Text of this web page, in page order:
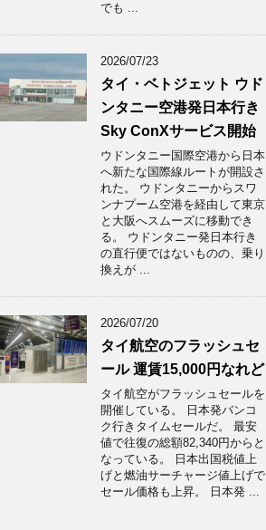
でも ...
2026/07/23
タイ・ベトジェット ウド
ンタニー空港発日本行き
Sky ConXサービス開始
ウドンタニー国際空港から日本
へ新たな国際線ルートが開設さ
れた。 ウドンタニーからスワ
ンナプーム空港を経由して東京
と大阪へスムーズに移動でき
る。 ウドンタニー発日本行き
の直行便ではないものの、乗り
換えが ...
2026/07/20
タイ航空のフラッシュセ
ール 運賃15,000円なれど
タイ航空がフラッシュセールを
開催している。 日本発バンコ
ク行きタイムセールだ。 最安
値で往復の総額82,340円からと
なっている。 日本出国税値上
げと燃油サーチャージ値上げで
セール価格も上昇。 日本発 ...